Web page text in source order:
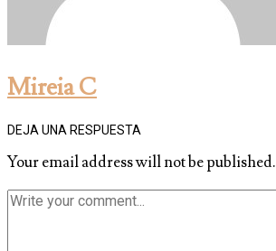
Mireia C
DEJA UNA RESPUESTA
Your email address will not be published.